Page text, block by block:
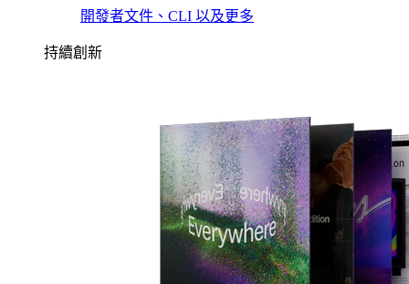
開發者文件、CLI 以及更多
持續創新